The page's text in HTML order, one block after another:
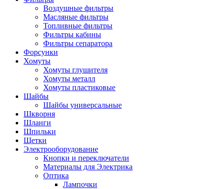
Воздушные фильтры
Масляные фильтры
Топливные фильтры
Фильтры кабины
Фильтры сепаратора
Форсунки
Хомуты
Хомуты глушителя
Хомуты металл
Хомуты пластиковые
Шайбы
Шайбы универсальные
Шкворня
Шланги
Шпильки
Щетки
Электрооборудование
Кнопки и переключатели
Материалы для Электрика
Оптика
Лампочки